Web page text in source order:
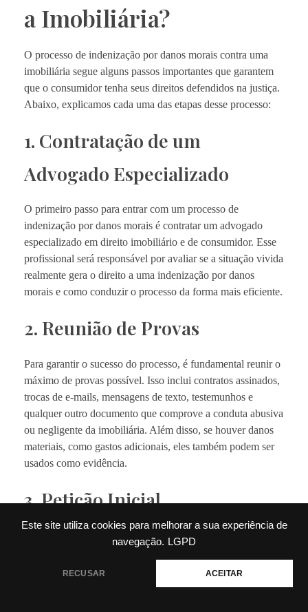
Este site utiliza cookies para melhorar a sua experiência de
navegação. LGPD
RECUSAR ACEITAR
a Imobiliária?
O processo de indenização por danos morais contra uma
imobiliária segue alguns passos importantes que garantem
que o consumidor tenha seus direitos defendidos na justiça.
Abaixo, explicamos cada uma das etapas desse processo:
1. Contratação de um
Advogado Especializado
O primeiro passo para entrar com um processo de
indenização por danos morais é contratar um advogado
especializado em direito imobiliário e de consumidor. Esse
profissional será responsável por avaliar se a situação vivida
realmente gera o direito a uma indenização por danos
morais e como conduzir o processo da forma mais eficiente.
2. Reunião de Provas
Para garantir o sucesso do processo, é fundamental reunir o
máximo de provas possível. Isso inclui contratos assinados,
trocas de e-mails, mensagens de texto, testemunhos e
qualquer outro documento que comprove a conduta abusiva
ou negligente da imobiliária. Além disso, se houver danos
materiais, como gastos adicionais, eles também podem ser
usados como evidência.
3. Petição Inicial
Com as provas reunidas, o advogado elaborará uma petição
inicial, que é o documento que dá início ao processo
judicial. Nesta petição, o advogado detalhará os danos
💬 Precisa de ajuda?